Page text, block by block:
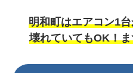
明和町はエアコン1
壊れていてもOK！